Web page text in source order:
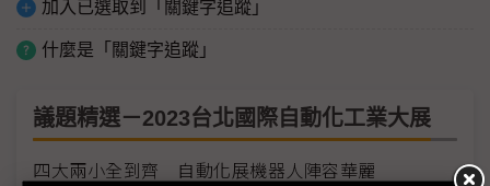
加入已選取到「關鍵字追蹤」
什麼是「關鍵字追蹤」
議題精選－2023台北國際自動化工業大展
四大兩小全到齊 自動化展機器人陣容華麗